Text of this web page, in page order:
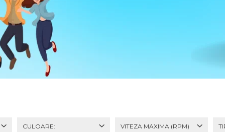
CULOARE: VITEZA MAXIMA (RPM)